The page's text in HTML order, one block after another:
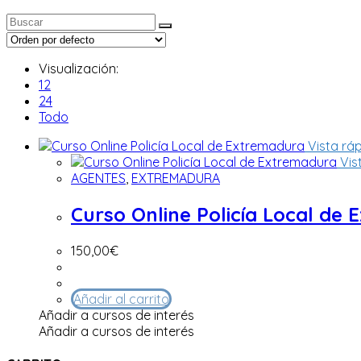
Visualización:
12
24
Todo
Vista
AGENTES, EXTREMADURA
Curso Online Policía Local de
150,00€
Añadir al carrito
Añadir a cursos de interés
Añadir a cursos de interés